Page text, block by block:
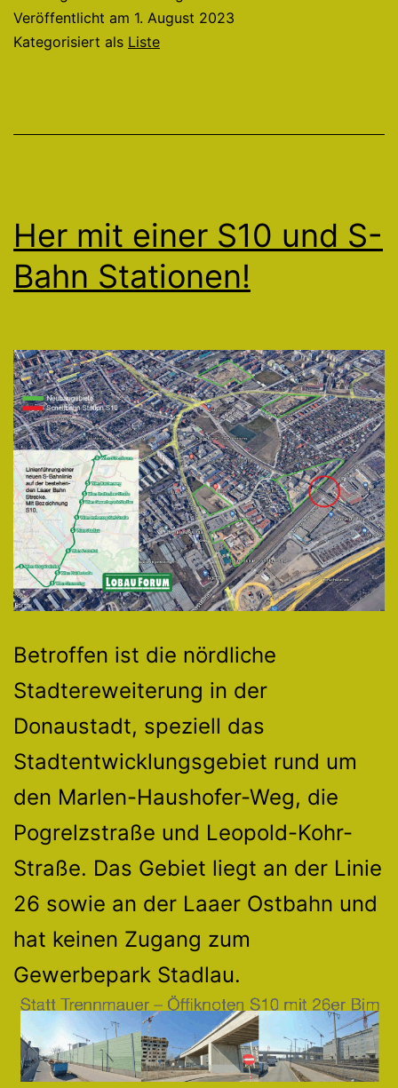
Veröffentlicht am 1. August 2023
Kategorisiert als Liste
Her mit einer S10 und S-
Bahn Stationen!
Betroffen ist die nördliche
Stadtereweiterung in der
Donaustadt, speziell das
Stadtentwicklungsgebiet rund um
den Marlen-Haushofer-Weg, die
Pogrelzstraße und Leopold-Kohr-
Straße. Das Gebiet liegt an der Linie
26 sowie an der Laaer Ostbahn und
hat keinen Zugang zum
Gewerbepark Stadlau.